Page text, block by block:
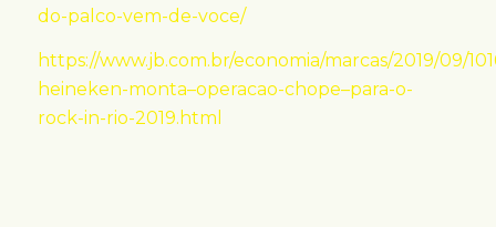
do-palco-vem-de-voce/
https://www.jb.com.br/economia/marcas/2019/09/
heineken-monta–operacao-chope–para-o-
rock-in-rio-2019.html